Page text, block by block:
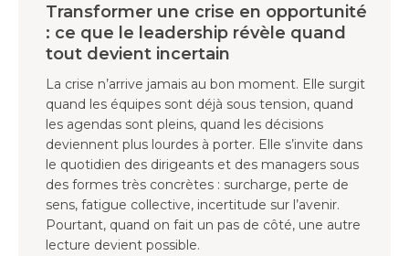
Transformer une crise en opportunité
: ce que le leadership révèle quand
tout devient incertain
La crise n’arrive jamais au bon moment. Elle surgit
quand les équipes sont déjà sous tension, quand
les agendas sont pleins, quand les décisions
deviennent plus lourdes à porter. Elle s’invite dans
le quotidien des dirigeants et des managers sous
des formes très concrètes : surcharge, perte de
sens, fatigue collective, incertitude sur l’avenir.
Pourtant, quand on fait un pas de côté, une autre
lecture devient possible.